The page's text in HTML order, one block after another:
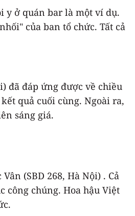
y ở quán bar là một ví dụ.
của ban tổ chức. Tất cả
đã đáp ứng được về chiều
quả cuối cùng. Ngoài ra,
sáng giá.
(SBD 268, Hà Nội) . Cả
công chúng. Hoa hậu Việt